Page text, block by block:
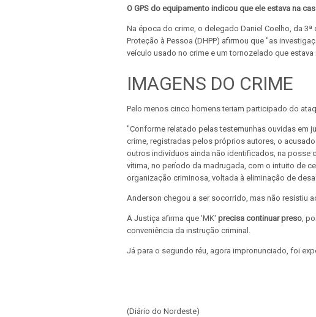
O GPS do equipamento indicou que ele estava na
Na época do crime, o delegado Daniel Coelho, da
Proteção à Pessoa (DHPP) afirmou que "as
veículo usado no crime e um tornozelado que estava
IMAGENS DO CRIME
Pelo menos cinco homens teriam participado do
"Conforme relatado pelas testemunhas ouvidas em
crime, registradas pelos próprios autores, o
outros indivíduos ainda não identificados, na posse
vítima, no período da madrugada, com o intuito de
organização criminosa, voltada à eliminação de
Anderson chegou a ser socorrido, mas não resistiu
A Justiça afirma que 'MK' precisa continuar preso,
conveniência da instrução criminal.
Já para o segundo réu, agora impronunciado, foi
(Diário do Nordeste)